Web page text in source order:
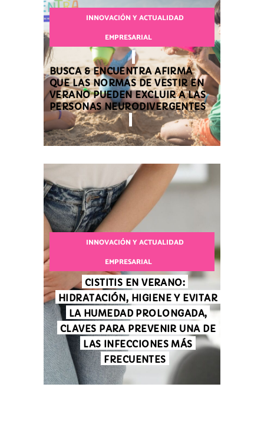
INNOVACIÓN Y ACTUALIDAD
EMPRESARIAL
BUSCA & ENCUENTRA AFIRMA
QUE LAS NORMAS DE VESTIR EN
VERANO PUEDEN EXCLUIR A LAS
PERSONAS NEURODIVERGENTES
INNOVACIÓN Y ACTUALIDAD
EMPRESARIAL
CISTITIS EN VERANO:
HIDRATACIÓN, HIGIENE Y EVITAR
LA HUMEDAD PROLONGADA,
CLAVES PARA PREVENIR UNA DE
LAS INFECCIONES MÁS
FRECUENTES